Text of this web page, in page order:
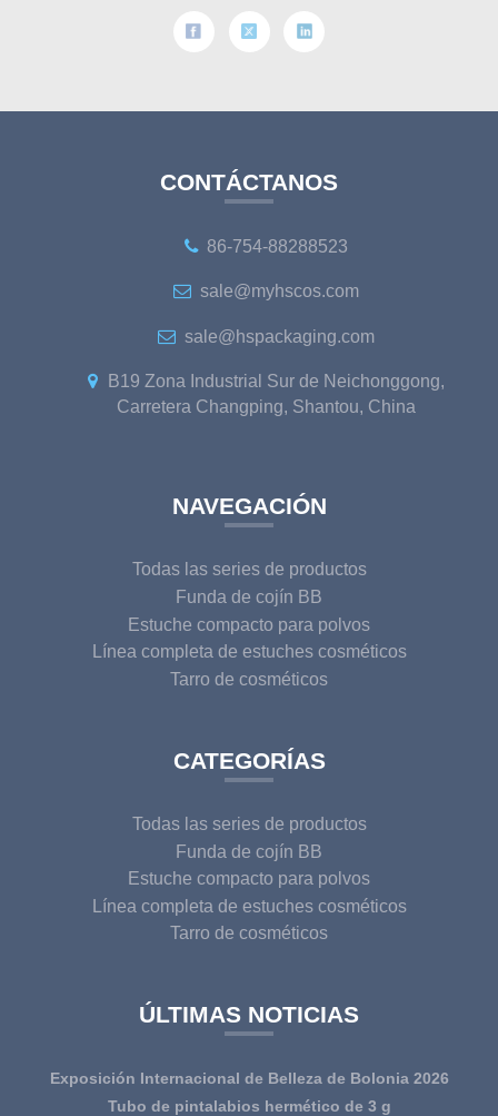
CONTÁCTANOS
86-754-88288523
sale@myhscos.com
sale@hspackaging.com
B19 Zona Industrial Sur de Neichonggong,
Carretera Changping, Shantou, China
NAVEGACIÓN
Todas las series de productos
Funda de cojín BB
Estuche compacto para polvos
Línea completa de estuches cosméticos
Tarro de cosméticos
CATEGORÍAS
Todas las series de productos
Funda de cojín BB
Estuche compacto para polvos
Línea completa de estuches cosméticos
Tarro de cosméticos
ÚLTIMAS NOTICIAS
Exposición Internacional de Belleza de Bolonia 2026
Tubo de pintalabios hermético de 3 g